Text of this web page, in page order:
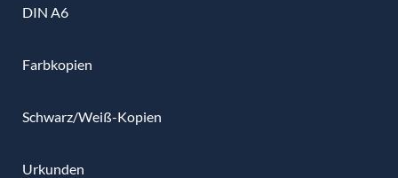
DIN A6
Farbkopien
Schwarz/Weiß-Kopien
Urkunden